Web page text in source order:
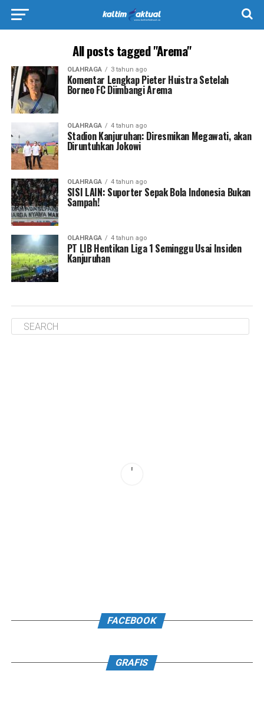
All posts tagged "Arema"
OLAHRAGA 3 tahun ago
Komentar Lengkap Pieter Huistra Setelah
Borneo FC Diimbangi Arema
OLAHRAGA 4 tahun ago
Stadion Kanjuruhan: Diresmikan Megawati, akan
Diruntuhkan Jokowi
OLAHRAGA 4 tahun ago
SISI LAIN: Suporter Sepak Bola Indonesia Bukan
Sampah!
OLAHRAGA 4 tahun ago
PT LIB Hentikan Liga 1 Seminggu Usai Insiden
Kanjuruhan
FACEBOOK
GRAFIS